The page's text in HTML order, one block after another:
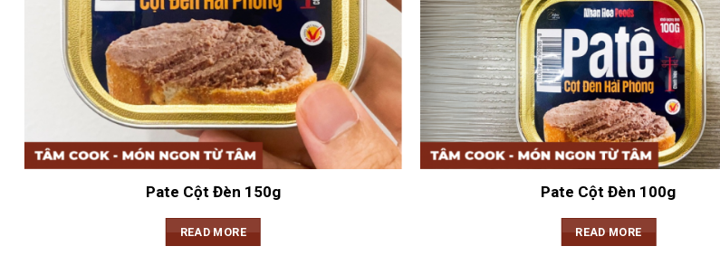
Pate Cột Đèn 150g
READ MORE
Pate Cột Đèn 100g
READ MORE